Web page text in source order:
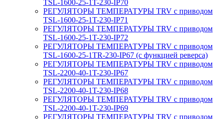
TSL-1600-25-1T-230-IP70
РЕГУЛЯТОРЫ ТЕМПЕРАТУРЫ TRV с приводом
TSL-1600-25-1T-230-IP71
РЕГУЛЯТОРЫ ТЕМПЕРАТУРЫ TRV с приводом
TSL-1600-25-1T-230-IP72
РЕГУЛЯТОРЫ ТЕМПЕРАТУРЫ TRV с приводом
TSL-1600-25-1TR-230-IP67 (с функцией реверса)
РЕГУЛЯТОРЫ ТЕМПЕРАТУРЫ TRV с приводом
TSL-2200-40-1T-230-IP67
РЕГУЛЯТОРЫ ТЕМПЕРАТУРЫ TRV с приводом
TSL-2200-40-1T-230-IP68
РЕГУЛЯТОРЫ ТЕМПЕРАТУРЫ TRV с приводом
TSL-2200-40-1T-230-IP69
РЕГУЛЯТОРЫ ТЕМПЕРАТУРЫ TRV с приводом